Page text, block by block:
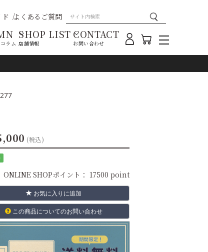
よくあるご質問
ラム
SHOP LIST
店舗情報
CONTACT
お問い合わせ
(税込)
ONLINE SHOPポイント： 17500 point
お気に入りに追加
この商品についてのお問い合わせ